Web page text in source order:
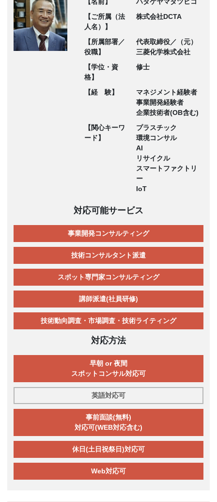
【ご所属（法
人名）】
株式会社DCTA
【所属部署／
役職】
代表取締役／（元）
三菱化学株式会社
【学位・資
格】
修士
【経 験】
マネジメント経験者
事業開発経験者
企業技術者(OB含む)
【関心キーワ
ード】
プラスチック
環境コンサル
AI
リサイクル
スマートファクトリ
ー
IoT
対応可能サービス
事業開発コンサルティング
技術コンサルタント派遣
スポット専門家コンサルティング
講師派遣(社員研修)
技術動向調査・市場調査・技術ライティング
対応方法
早朝 or 夜間
スポットコンサル対応可
英語対応可
事前面談(無料)
対応可(WEB対応含む)
休日(土日祝祭日)対応可
Web対応可